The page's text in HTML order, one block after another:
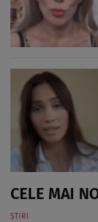
CELE MAI
ȘTIRI